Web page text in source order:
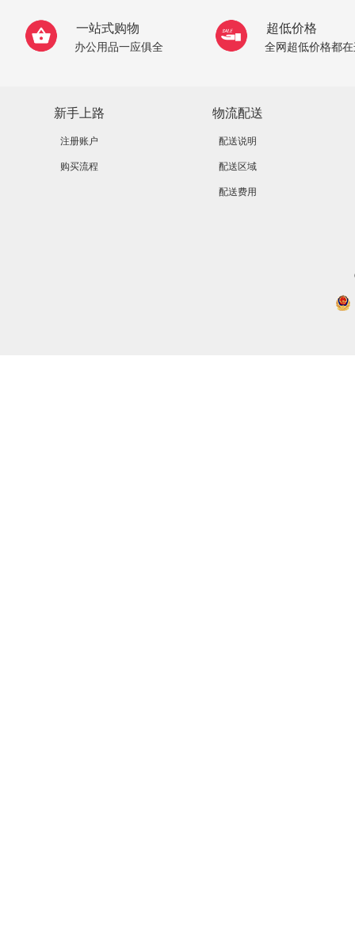
一站式购物
办公用品一应俱全
超低价格
全网超低价格都
新手上路
注册账户
购买流程
物流配送
配送说明
配送区域
配送费用